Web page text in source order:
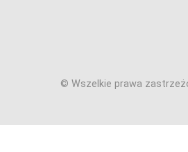
© Wszelkie prawa